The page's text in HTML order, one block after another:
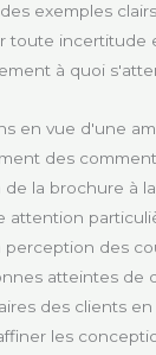
exemples
toute incertitude
à quoi
en vue d'une
des
la brochure à
attention
perception des
atteintes de
des clients
les